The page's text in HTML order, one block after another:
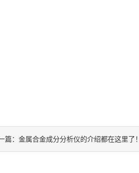
篇：金属合金成分分析仪的介绍都在这里了！